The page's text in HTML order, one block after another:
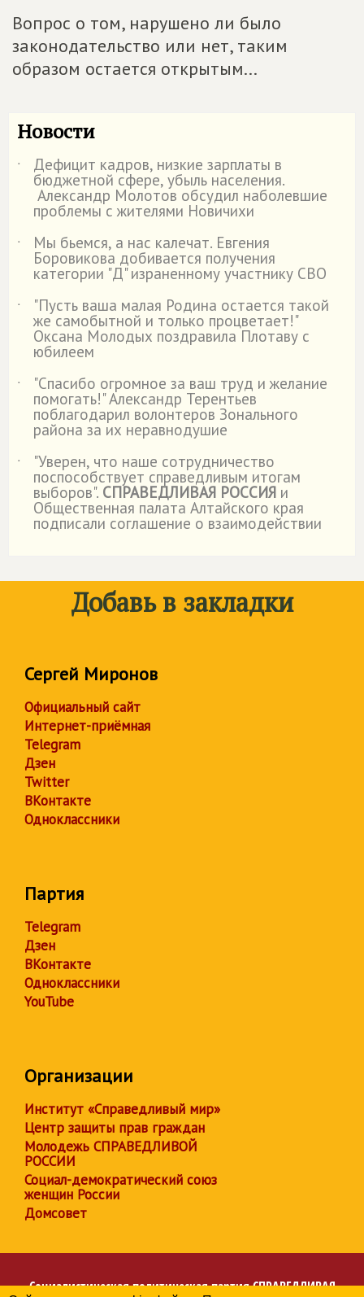
Вопрос о том, нарушено ли было
законодательство или нет, таким
образом остается открытым...
Новости
˙ Дефицит кадров, низкие зарплаты в
бюджетной сфере, убыль населения.
Александр Молотов обсудил наболевшие
проблемы с жителями Новичихи
˙
Мы бьемся, а нас калечат. Евгения
Боровикова добивается получения
категории "Д" израненному участнику СВО
˙
"Пусть ваша малая Родина остается такой
же самобытной и только процветает!"
Оксана Молодых поздравила Плотаву с
юбилеем
˙
"Спасибо огромное за ваш труд и желание
помогать!" Александр Терентьев
поблагодарил волонтеров Зонального
района за их неравнодушие
˙
"Уверен, что наше сотрудничество
поспособствует справедливым итогам
выборов". СПРАВЕДЛИВАЯ РОССИЯ и
Общественная палата Алтайского края
подписали соглашение о взаимодействии
Добавь в закладки
Сергей Миронов
Официальный сайт
Интернет-приёмная
Telegram
Дзен
Twitter
ВКонтакте
Одноклассники
Партия
Telegram
Дзен
ВКонтакте
Одноклассники
YouTube
Организации
Институт «Справедливый мир»
Центр защиты прав граждан
Молодежь СПРАВЕДЛИВОЙ
РОССИИ
Социал-демократический союз
женщин России
Домсовет
Социалистическая политическая партияСПРАВЕДЛИВАЯ